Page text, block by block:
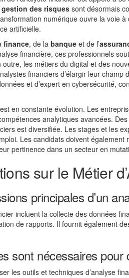
gestion des risques sont désormais
numérique ouvre la voie
artificielle.
finance, de la banque et de l’
financière, ces professionnels
les métiers du digital et des
financiers d’élargir leur
et d’expert en cybersécurité,
en constante évolution. Les
analytiques avancées.
est diversifiée. Les stages et les
Les candidats doivent
pertinence dans un secteur en
sur le Métier
principales d’un
incluent la collecte des données
de rapports. Il fournit également
sont nécessaires
les outils et techniques d’analyse